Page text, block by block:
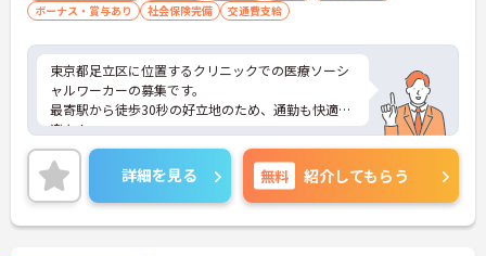
ボーナス・賞与あり
社会保険完備 交通費支給
東京都足立区に位置するクリニックでの医療ソーシ
ャルワーカーの募集です。
最寄駅から徒歩30秒の好立地のため、通勤も快適で
楽々！
うれしい日祝固定休みかつ日勤のみのため、プライ
ベートの予定も立てやすく、両立が可能！
ご興味のある方はご面接のポイントをお伝えいたし
ますので、お気軽にご相談ください。
詳細を見る 無料 紹介してもらう